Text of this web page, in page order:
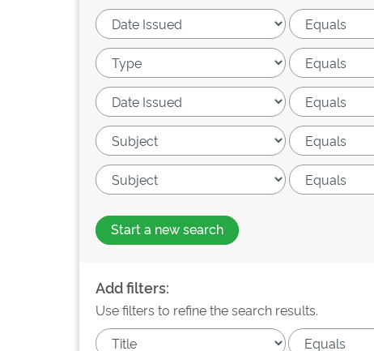
Start a new search
Add filters:
Use filters to refine the search results.